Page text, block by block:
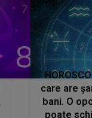
care are
bani. O
poate